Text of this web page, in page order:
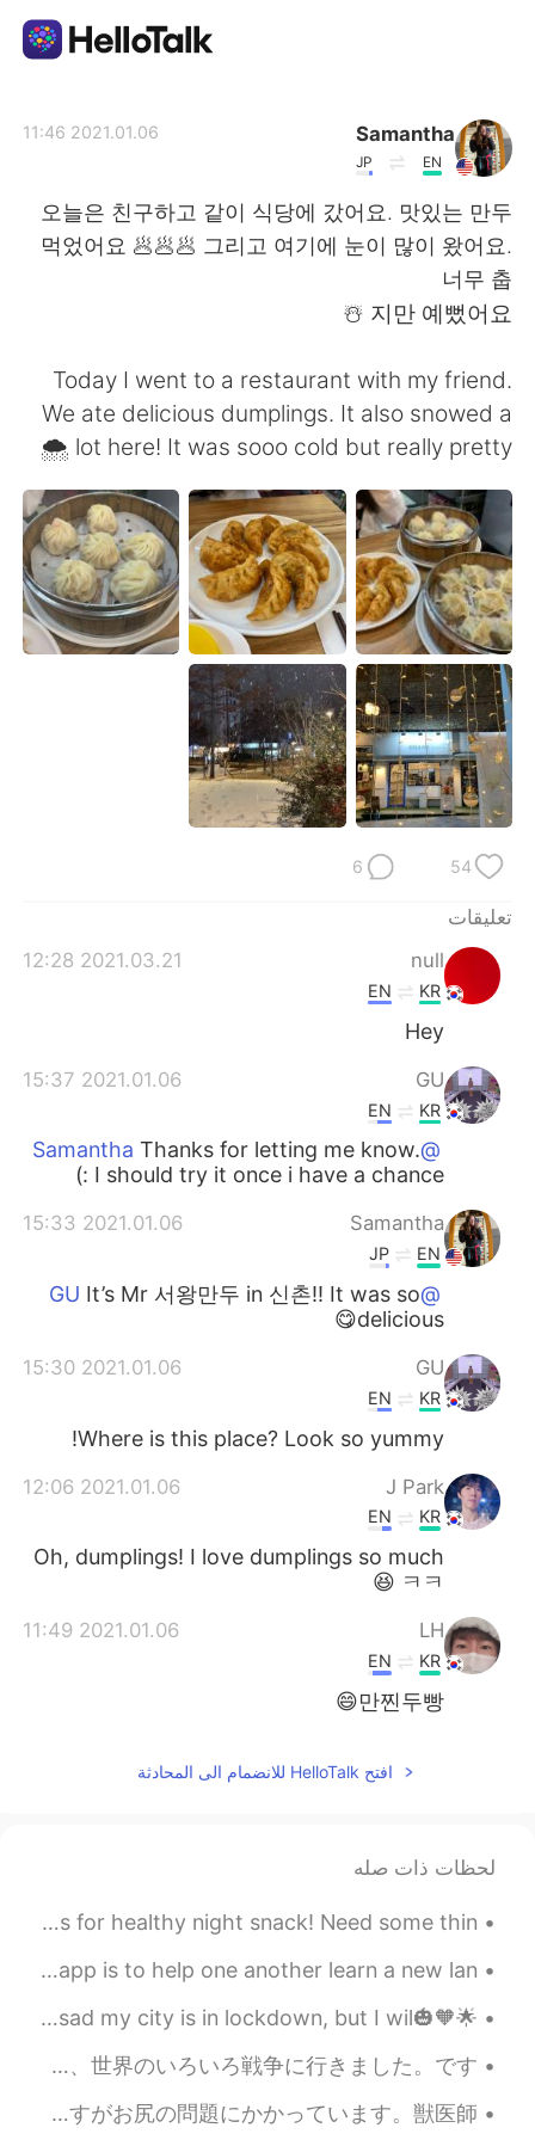
العربية
繁體中文 Español
日本語 한국어
Русский ไทย
Indonesia Italiano
Tiếng Việt
Samantha
EN
JP
2021.01.06 11:46
오늘은 친구하고 같이 식당에 갔어요. 맛있는 만두
먹었어요 🥟🥟🥟 그리고 여기에 눈이 많이 왔어요.
너무 춥
지만 예뻤어요 ☃️
Today I went to a restaurant with my friend.
We ate delicious dumplings. It also snowed a
lot here! It was sooo cold but really pretty 🌨
54
6
تعليقات
null
2021.03.21 12:28
KR
EN
Hey
GU
2021.01.06 15:37
KR
EN
@Samantha
Thanks for letting me know.
I should try it once i have a chance :)
Samantha
2021.01.06 15:33
EN
JP
@GU
It’s Mr 서왕만두 in 신촌!! It was so
delicious😋
GU
2021.01.06 15:30
KR
EN
Where is this place? Look so yummy!
J Park
2021.01.06 12:06
KR
EN
Oh, dumplings! I love dumplings so much
ㅋㅋ 😆
LH
2021.01.06 11:49
KR
EN
만찐두빵😄
افتح HelloTalk للانضمام الى المحادثة
لحظات ذات صله
Chef life 👨🏻‍🍳 Study break time for nachos ^^ made nachos for healthy night snack! Need some thin...
Rude comments like this get people blocked 🙅‍♀️ ~ this app is to help one another learn a new lan...
🌟🧡🎃Happy Halloween Everyone🎃🧡🌟 Its my favourite holiday! So sad my city is in lockdown, but I wil...
様々の国で育った問題です。 おはようございます皆さん 今日は様々な国で育ったことによる問題について話したいと思います。私のお父さんの仕事は軍隊の仕事なので、世界のいろいろ戦争に行きました。です...
今日は動物病院までに猫を連れてきました。最近体調はあまりよくなくて心配になって今朝獣医師がケーリー猫女王様を審査してもらいました。 あまり細かく書かないですがお尻の問題にかかっています。獣医師...